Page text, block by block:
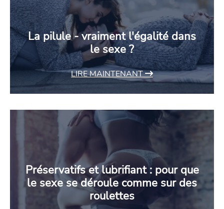
La pilule - vraiment l'égalité dans
le sexe ?
LIRE MAINTENANT
Préservatifs et lubrifiant : pour que
le sexe se déroule comme sur des
roulettes